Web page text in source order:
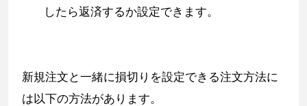
したら返済するか設定できます。
新規注文と一緒に損切りを設定できる注文方法に
は以下の方法があります。